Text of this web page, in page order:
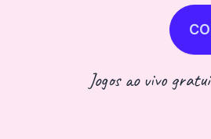
Jogos ao vivo